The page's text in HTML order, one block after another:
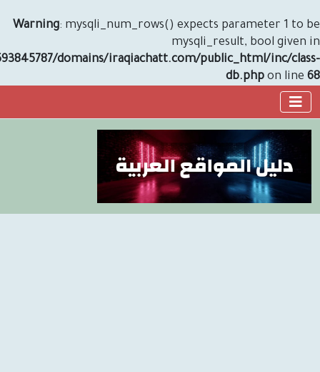
Warning: mysqli_num_rows() expects
mysqli_result,
/home/u593845787/domains/iraqiachatt.com/
db.php